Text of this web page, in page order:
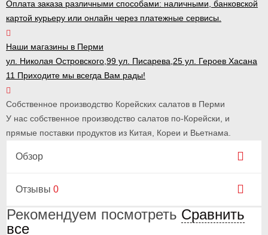
Оплата заказа различными способами: наличными, банковской
картой курьеру или онлайн через платежные сервисы.
Наши магазины в Перми
ул. Николая Островского,99 ул. Писарева,25 ул. Героев Хасана
11 Приходите мы всегда Вам рады!
Собственное производство Корейских салатов в Перми
У нас собственное производство салатов по-Корейски, и
прямые поставки продуктов из Китая, Кореи и Вьетнама.
Обзор
Отзывы 0
Рекомендуем посмотреть Сравнить
все